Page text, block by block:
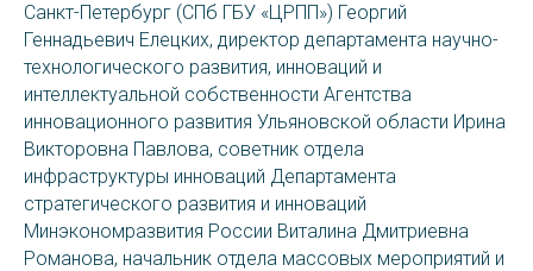
Санкт-Петербург (СПб ГБУ «ЦРПП») Георгий
Геннадьевич Елецких, директор департамента научно-
технологического развития, инноваций и
интеллектуальной собственности Агентства
инновационного развития Ульяновской области Ирина
Викторовна Павлова, советник отдела
инфраструктуры инноваций Департамента
стратегического развития и инноваций
Минэкономразвития России Виталина Дмитриевна
Романова, начальник отдела массовых мероприятий и